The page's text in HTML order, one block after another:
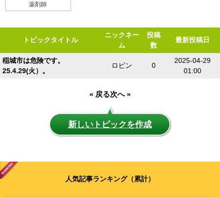
薬剤師
トピックタイトル
ニックネー
ム
投稿
数
最新投稿日
稲城市は危険です。
25.4.29(火）。
ロビン 0
2025-04-29
01:00
« 戻る次へ »
新しいトピックを作成
人気記事ランキング（累計）